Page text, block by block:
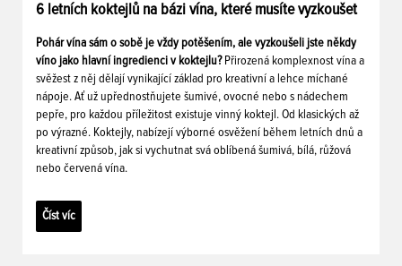
6 letních koktejlů na bázi vína, které musíte vyzkoušet
Pohár vína sám o sobě je vždy potěšením, ale vyzkoušeli jste někdy
víno jako hlavní ingredienci v koktejlu? Přirozená komplexnost vína a
svěžest z něj dělají vynikající základ pro kreativní a lehce míchané
nápoje. Ať už upřednostňujete šumivé, ovocné nebo s nádechem
pepře, pro každou příležitost existuje vinný koktejl. Od klasických až
po výrazné. Koktejly, nabízejí výborné osvěžení během letních dnů a
kreativní způsob, jak si vychutnat svá oblíbená šumivá, bílá, růžová
nebo červená vína.
Číst víc